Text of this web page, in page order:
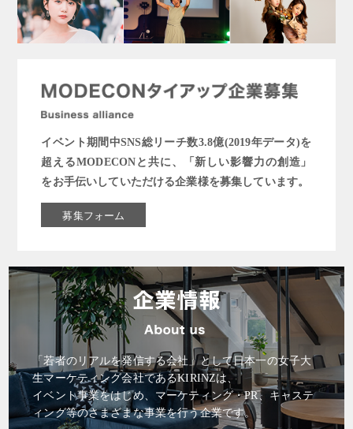
イベント期間中SNS総リーチ数3.8億(2019年データ)を
超えるMODECONと共に、「新しい影響力の創造」
をお手伝いしていただける企業様を募集しています。
募集フォーム
「若者のリアルを発信する会社」として日本一の女子大
生マーケティング会社であるKIRINZは、
イベント事業をはじめ、マーケティング・PR、キャステ
ィング等のさまざまな事業を行う企業です。